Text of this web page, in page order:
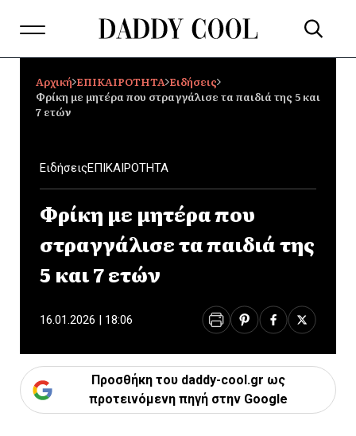
Αρχική ΕΠΙΚΑΙΡΟΤΗΤΑ Ειδήσεις
Φρίκη με μητέρα που στραγγάλισε τα παιδιά της 5 και
7 ετών
ΕιδήσειςΕΠΙΚΑΙΡΟΤΗΤΑ
Φρίκη με μητέρα που
στραγγάλισε τα παιδιά της
5 και 7 ετών
16.01.2026 | 18:06
Προσθήκη του daddy-cool.gr ως
προτεινόμενη πηγή στην Google